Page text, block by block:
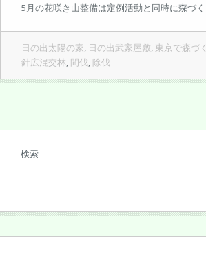
5月の花咲き山整備は定例活動と同時に森づ
日の出太陽の家, 日の出武家屋敷, 東京で森づ
針広混交林, 間伐, 除伐
検索